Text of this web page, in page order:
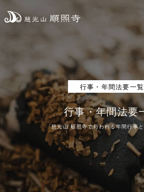
行事・年間法要一覧
行事・年間法要
「慈光山 順照寺で行われる年間行事